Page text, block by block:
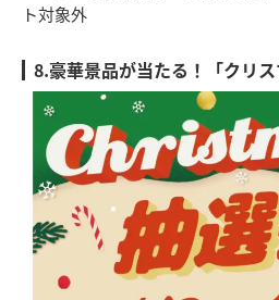
ト対象外
8.豪華景品が当たる！「クリ